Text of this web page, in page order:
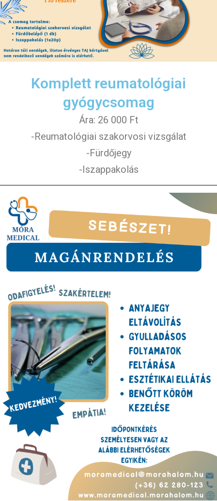
Komplett reumatológiai
gyógycsomag
Ára: 26 000 Ft
-Reumatológiai szakorvosi vizsgálat
-Fürdőjegy
-Iszappakolás